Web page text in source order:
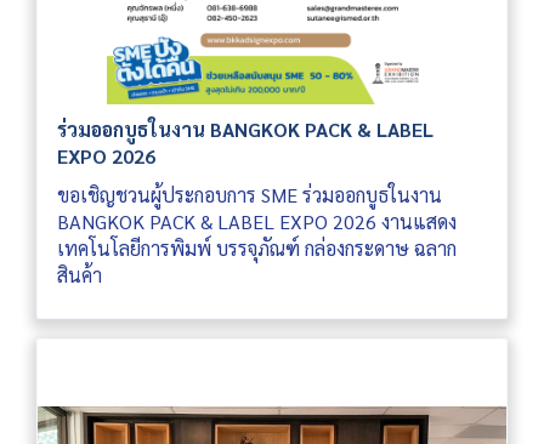
ร่วมออกบูธในงาน BANGKOK PACK & LABEL
EXPO 2026
ขอเชิญชวนผู้ประกอบการ SME ร่วมออกบูธในงาน
BANGKOK PACK & LABEL EXPO 2026 งานแสดง
เทคโนโลยีการพิมพ์ บรรจุภัณฑ์ กล่องกระดาษ ฉลาก
สินค้า